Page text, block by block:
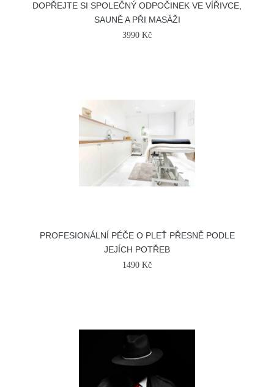
DOPŘEJTE SI SPOLEČNÝ ODPOČINEK VE VÍŘIVCE,
SAUNĚ A PŘI MASÁŽI
3990 Kč
PROFESIONÁLNÍ PÉČE O PLEŤ PŘESNĚ PODLE
JEJÍCH POTŘEB
1490 Kč